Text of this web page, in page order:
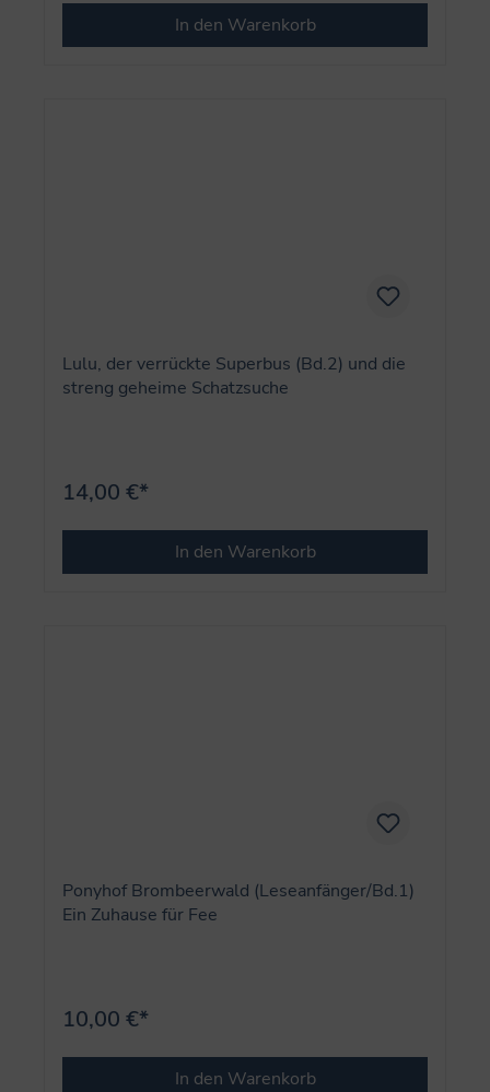
In den Warenkorb
Lulu, der verrückte Superbus (Bd.2) und die
streng geheime Schatzsuche
14,00 €*
In den Warenkorb
Ponyhof Brombeerwald (Leseanfänger/Bd.1)
Ein Zuhause für Fee
10,00 €*
In den Warenkorb